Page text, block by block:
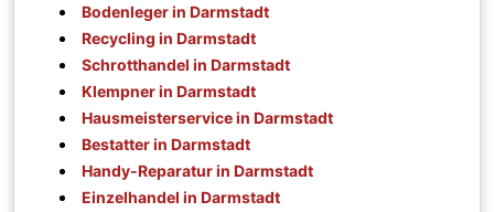
Bodenleger in Darmstadt
Recycling in Darmstadt
Schrotthandel in Darmstadt
Klempner in Darmstadt
Hausmeisterservice in Darmstadt
Bestatter in Darmstadt
Handy-Reparatur in Darmstadt
Einzelhandel in Darmstadt